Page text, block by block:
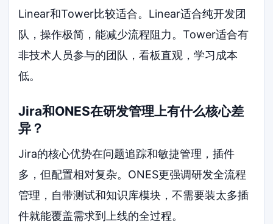
Linear和Tower比较适合。Linear适合纯开发团
队，操作极简，能减少流程阻力。Tower适合有
非技术人员参与的团队，看板直观，学习成本
低。
Jira和ONES在研发管理上有什么核心差
异？
Jira的核心优势在问题追踪和敏捷管理，插件
多，但配置相对复杂。ONES更强调研发全流程
管理，自带测试和知识库模块，不需要装太多插
件就能覆盖需求到上线的全过程。